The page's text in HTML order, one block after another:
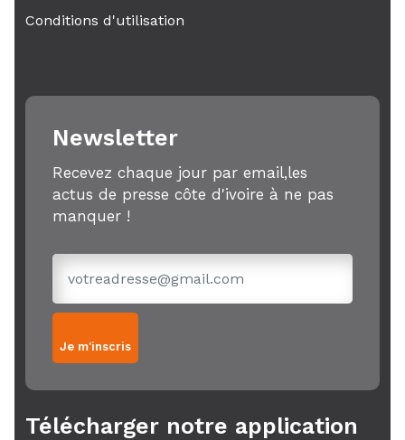
Conditions d'utilisation
Newsletter
Recevez chaque jour par email,les
actus de presse côte d'ivoire à ne pas
manquer !
Je m'inscris
Télécharger notre application